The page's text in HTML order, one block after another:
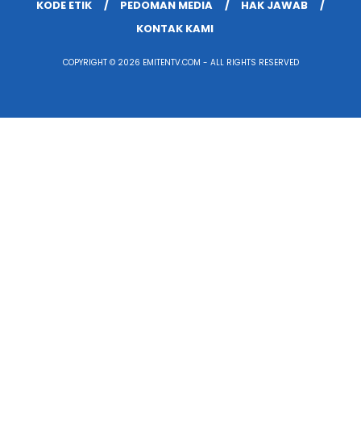
KODE ETIK
PEDOMAN MEDIA
HAK JAWAB
KONTAK KAMI
COPYRIGHT © 2026 EMITENTV.COM - ALL RIGHTS RESERVED